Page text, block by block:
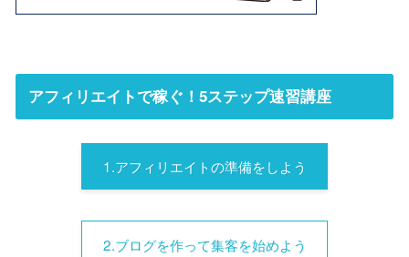
アフィリエイトで稼ぐ！5ステップ速習講座
1.アフィリエイトの準備をしよう
2.ブログを作って集客を始めよう